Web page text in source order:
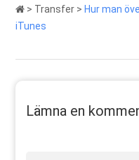
> Transfer > Hur man
iTunes
Lämna en